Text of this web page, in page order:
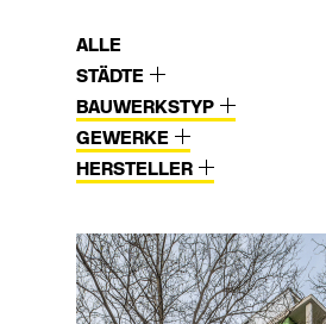
ALLE
STÄDTE
BAUWERKSTYP
GEWERKE
HERSTELLER